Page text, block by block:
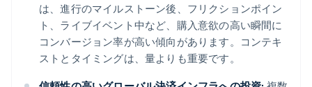
は、進行のマイルストーン後、フリクションポイン
ト、ライブイベント中など、購入意欲の高い瞬間に
コンバージョン率が高い傾向があります。コンテキ
ストとタイミングは、量よりも重要です。